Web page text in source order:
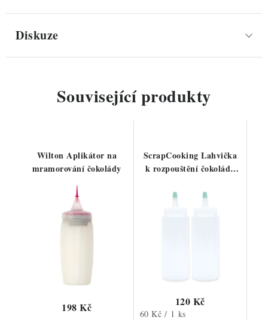
Diskuze
Související produkty
Wilton Aplikátor na
mramorování čokolády
198 Kč
ScrapCooking Lahvička
k rozpouštění čokolády
120 Kč
Měrná
60 Kč / 1 ks